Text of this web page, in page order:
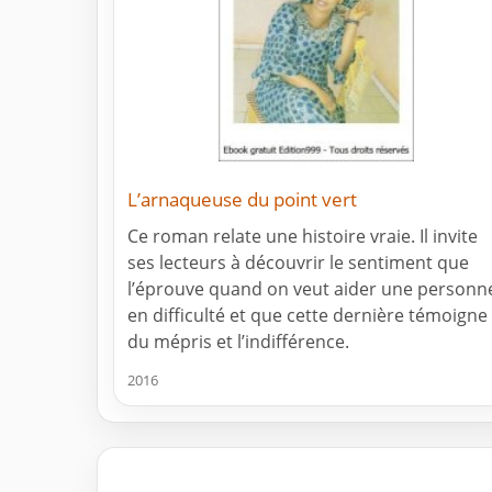
L’arnaqueuse du point vert
Ce roman relate une histoire vraie. Il invite
ses lecteurs à découvrir le sentiment que
l’éprouve quand on veut aider une
en difficulté et que cette dernière témoigne
du mépris et l’indifférence.
2016